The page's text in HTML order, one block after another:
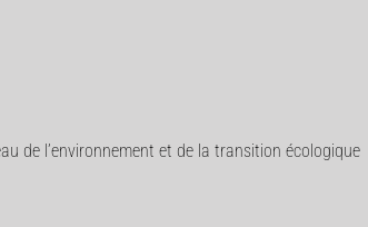
de l’environnement et de la transition écologique